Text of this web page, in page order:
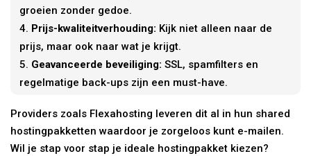
groeien zonder gedoe.
Prijs-kwaliteitverhouding: Kijk niet alleen naar de
prijs, maar ook naar wat je krijgt.
Geavanceerde beveiliging: SSL, spamfilters en
regelmatige back-ups zijn een must-have.
Providers zoals Flexahosting leveren dit al in hun shared
hostingpakketten waardoor je zorgeloos kunt e-mailen.
Wil je stap voor stap je ideale hostingpakket kiezen?